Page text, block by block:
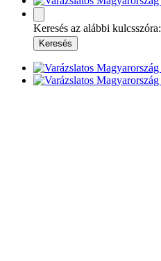
Keresés az alábbi kulcsszóra: